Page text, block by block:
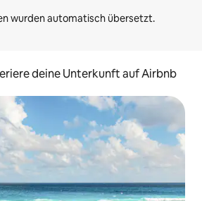
deine Unterkunft auf Airbnb